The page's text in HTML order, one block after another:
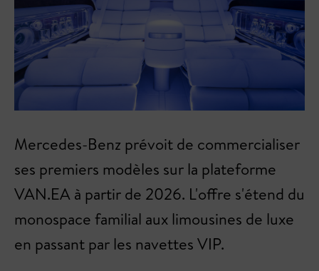
Mercedes-Benz prévoit de commercialiser
ses premiers modèles sur la plateforme
VAN.EA à partir de 2026. L'offre s'étend du
monospace familial aux limousines de luxe
en passant par les navettes VIP.